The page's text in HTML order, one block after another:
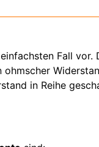
Fall
in Reihe